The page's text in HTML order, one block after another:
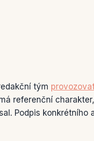
tým
referenční
Podpis konkrétního